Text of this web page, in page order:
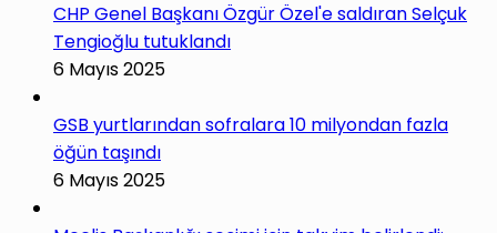
CHP Genel Başkanı Özgür Özel'e saldıran Selçuk
Tengioğlu tutuklandı
6 Mayıs 2025
GSB yurtlarından sofralara 10 milyondan fazla
öğün taşındı
6 Mayıs 2025